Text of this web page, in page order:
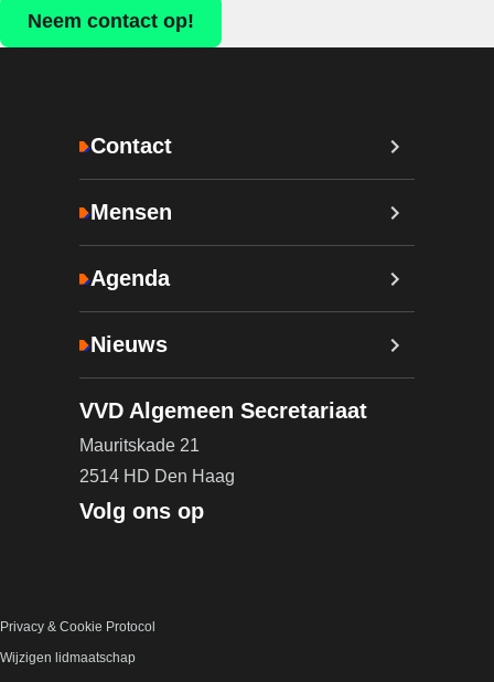
Neem contact op!
Contact
Mensen
Agenda
Nieuws
VVD Algemeen Secretariaat
Mauritskade 21
2514 HD Den Haag
Volg ons op
Privacy & Cookie Protocol
Wijzigen lidmaatschap